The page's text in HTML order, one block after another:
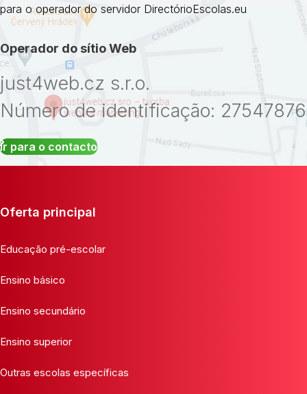
para o operador do servidor DirectórioEscolas.eu
Operador do sítio Web
just4web.cz s.r.o.
Número de identificação: 27547876
Ir para o contacto
Oferta principal
Educação pré-escolar
Ensino básico
Ensino secundário
Ensino superior
Outras escolas específicas